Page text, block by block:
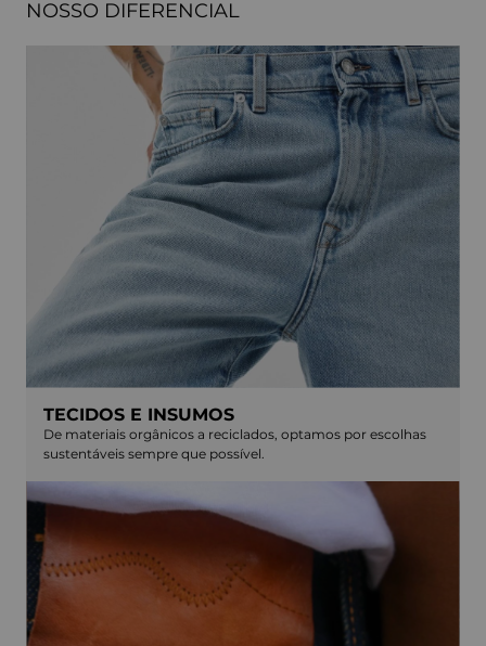
NOSSO DIFERENCIAL
TECIDOS E INSUMOS
De materiais orgânicos a reciclados, optamos por escolhas
sustentáveis sempre que possível.